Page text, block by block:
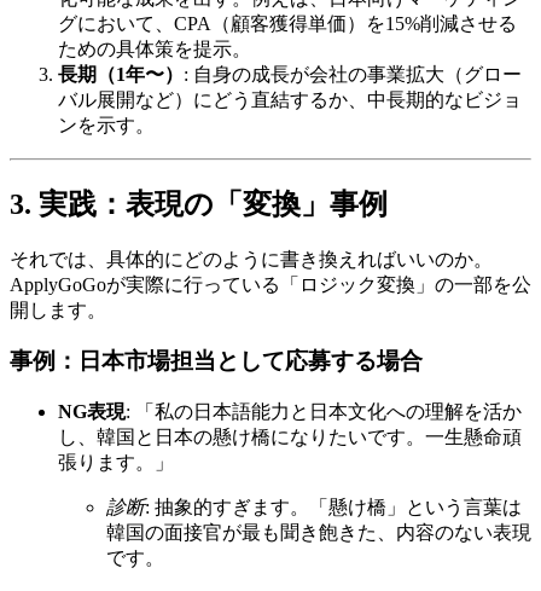
グにおいて、CPA（顧客獲得単価）を15%削減させる
ための具体策を提示。
長期（1年〜） : 自身の成長が会社の事業拡大（グロー
バル展開など）にどう直結するか、中長期的なビジョ
ンを示す。
3. 実践：表現の「変換」事例
それでは、具体的にどのように書き換えればいいのか。
ApplyGoGoが実際に行っている「ロジック変換」の一部を公
開します。
事例：日本市場担当として応募する場合
NG表現: 「私の日本語能力と日本文化への理解を活か
し、韓国と日本の懸け橋になりたいです。一生懸命頑
張ります。」
診断: 抽象的すぎます。「懸け橋」という言葉は
韓国の面接官が最も聞き飽きた、内容のない表現
です。